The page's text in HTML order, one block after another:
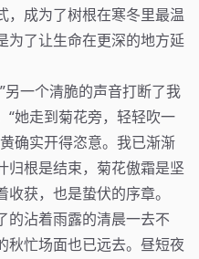
，成为了树根在寒冬里最温
为了让生命在更深的地方延
另一个清脆的声音打断了我
“她走到菊花旁，轻轻吹一
确实开得恣意。我已渐渐
归根是结束，菊花傲霜是坚
获，也是蛰伏的序章。
的沾着雨露的清晨一去不
秋忙场面也已远去。昼短夜